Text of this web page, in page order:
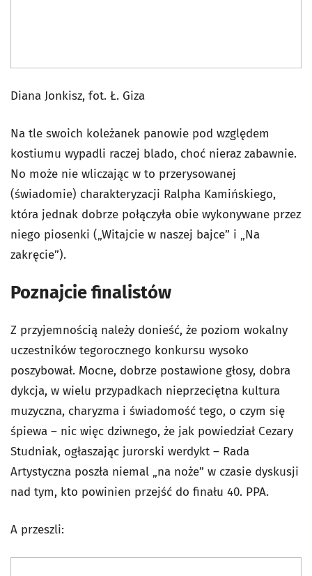
Diana Jonkisz, fot. Ł. Giza
Na tle swoich koleżanek panowie pod względem
kostiumu wypadli raczej blado, choć nieraz zabawnie.
No może nie wliczając w to przerysowanej
(świadomie) charakteryzacji Ralpha Kamińskiego,
która jednak dobrze połączyła obie wykonywane przez
niego piosenki („Witajcie w naszej bajce” i „Na
zakręcie”).
Poznajcie finalistów
Z przyjemnością należy donieść, że poziom wokalny
uczestników tegorocznego konkursu wysoko
poszybował. Mocne, dobrze postawione głosy, dobra
dykcja, w wielu przypadkach nieprzeciętna kultura
muzyczna, charyzma i świadomość tego, o czym się
śpiewa – nic więc dziwnego, że jak powiedział Cezary
Studniak, ogłaszając jurorski werdykt – Rada
Artystyczna poszła niemal „na noże” w czasie dyskusji
nad tym, kto powinien przejść do finału 40. PPA.
A przeszli: